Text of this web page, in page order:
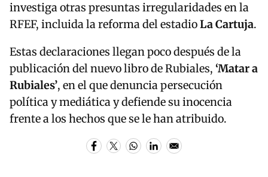
investiga otras presuntas irregularidades en la
RFEF, incluida la reforma del estadioLa Cartuja.
Estas declaraciones llegan poco después de la
publicación del nuevo libro de Rubiales, ‘Matar a
Rubiales’, en el que denuncia persecución
política y mediática y defiende su inocencia
frente a los hechos que se le han atribuido.